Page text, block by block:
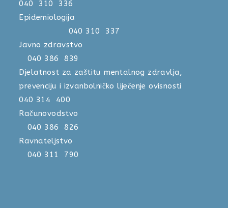
040 310 336
Epidemiologija
040 310 337
Javno zdravstvo
040 386 839
Djelatnost za zaštitu mentalnog zdravlja,
prevenciju i izvanbolničko liječenje ovisnosti
040 314 400
Računovodstvo
040 386 826
Ravnateljstvo
040 311 790